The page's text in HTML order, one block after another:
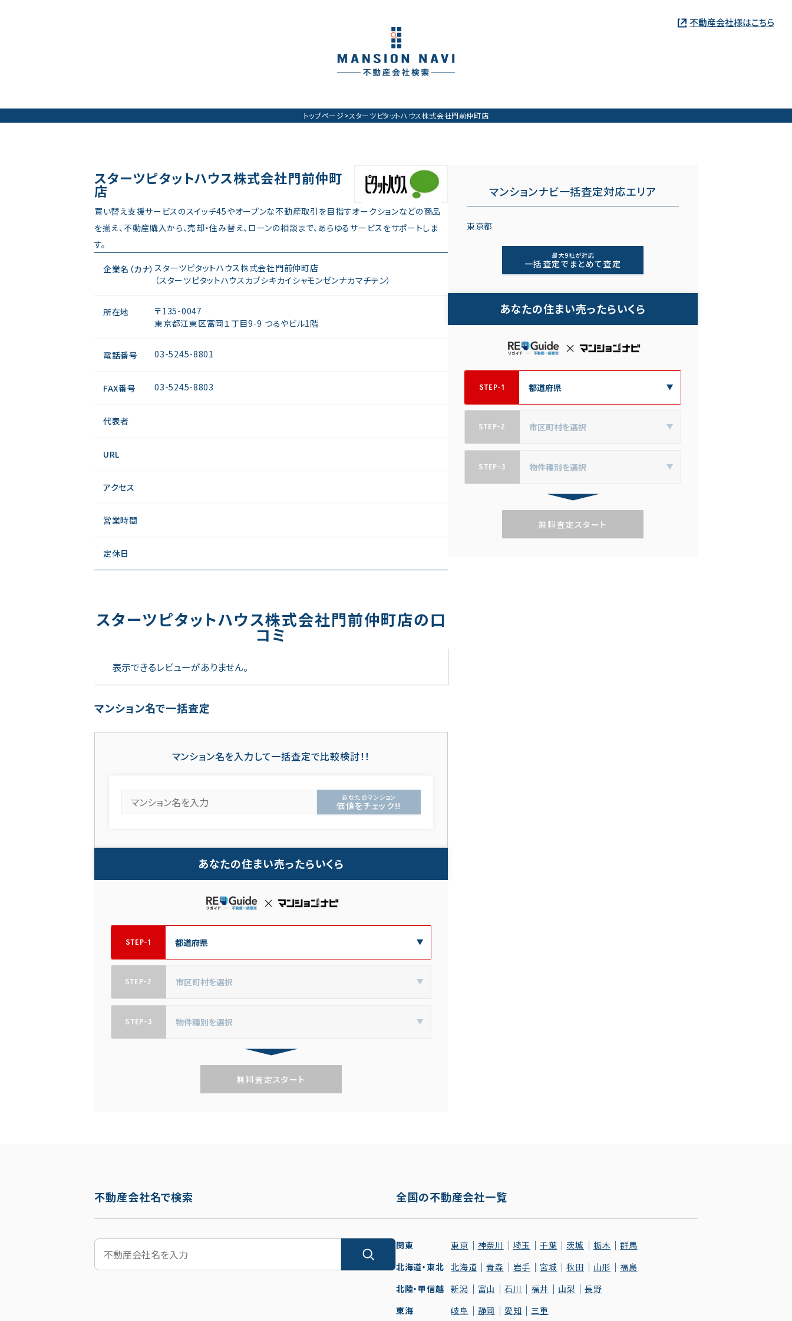
不動産会社様はこちら
トップページ>スターツピタットハウス株式会社門前仲町店
スターツピタットハウス株式会社門前仲町
店
買い替え支援サービスのスイッチ45やオープンな不動産取引を目指すオークションなどの商品
を揃え、不動産購入から、売却・住み替え、ローンの相談まで、あらゆるサービスをサポートしま
す。
企業名（カナ） スターツピタットハウス株式会社門前仲町店
（スターツピタットハウスカブシキカイシャモンゼンナカマチテン）
所在地
〒135-0047
東京都江東区富岡１丁目9-9 つるやビル1階
電話番号 03-5245-8801
FAX番号 03-5245-8803
代表者
URL
アクセス
営業時間
定休日
スターツピタットハウス株式会社門前仲町店の口
コミ
表示できるレビューがありません。
マンション名で一括査定
マンション名を入力して一括査定で比較検討！！
あなたのマンション
価値をチェック!!
あなたの住まい売ったらいくら
STEP-1
STEP-2
STEP-3
無料査定スタート
マンションナビ一括査定対応エリア
東京都
最大9社が対応
一括査定でまとめて査定
あなたの住まい売ったらいくら
STEP-1
STEP-2
STEP-3
無料査定スタート
不動産会社名で検索 全国の不動産会社一覧
関東 東京 神奈川 埼玉 千葉 茨城 栃木
群馬
北海道・東北
北海道 青森 岩手 宮城 秋田 山形
福島
北陸・甲信越
新潟 富山 石川 福井 山梨
長野
東海
岐阜 静岡 愛知 三重